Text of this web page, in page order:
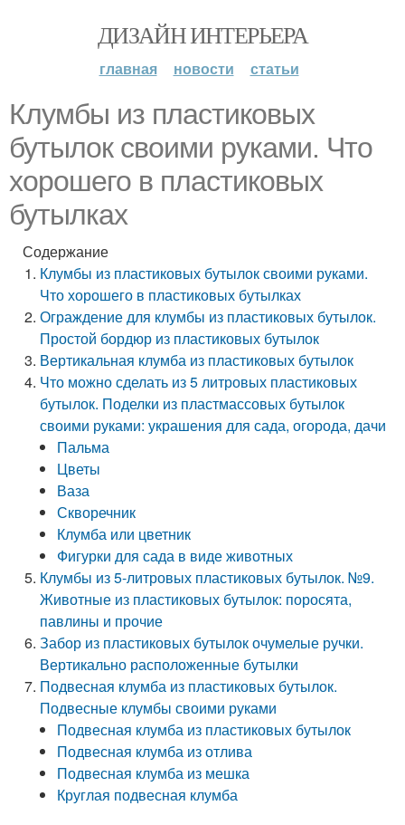
ДИЗАЙН ИНТЕРЬЕРА
главная новости статьи
Клумбы из пластиковых
бутылок своими руками. Что
хорошего в пластиковых
бутылках
Содержание
Клумбы из пластиковых бутылок своими руками.
Что хорошего в пластиковых бутылках
Ограждение для клумбы из пластиковых бутылок.
Простой бордюр из пластиковых бутылок
Вертикальная клумба из пластиковых бутылок
Что можно сделать из 5 литровых пластиковых
бутылок. Поделки из пластмассовых бутылок
своими руками: украшения для сада, огорода, дачи
Пальма
Цветы
Ваза
Скворечник
Клумба или цветник
Фигурки для сада в виде животных
Клумбы из 5-литровых пластиковых бутылок. №9.
Животные из пластиковых бутылок: поросята,
павлины и прочие
Забор из пластиковых бутылок очумелые ручки.
Вертикально расположенные бутылки
Подвесная клумба из пластиковых бутылок.
Подвесные клумбы своими руками
Подвесная клумба из пластиковых бутылок
Подвесная клумба из отлива
Подвесная клумба из мешка
Круглая подвесная клумба